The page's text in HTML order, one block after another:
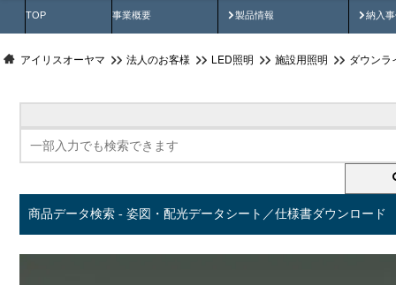
TOP 事業概要 製品情報
製品動画 納入
納
アイリスオーヤマ 法人のお客様 LED照明 施設用照明 ダウンラ
商品データ検索 - 姿図・配光データシート／仕様書ダウンロード